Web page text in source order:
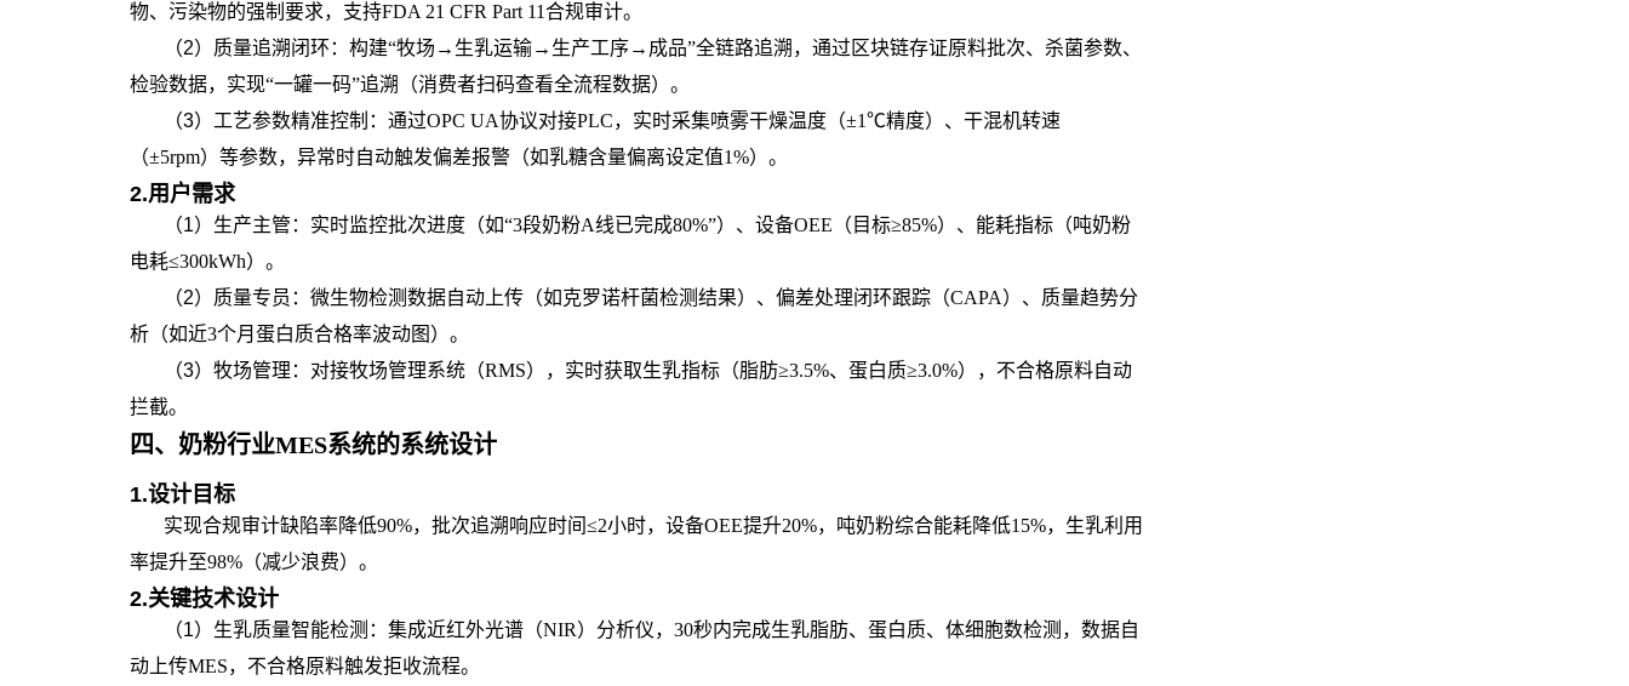
物、污染物的强制要求，支持FDA 21 CFR Part 11合规审计。
（2）质量追溯闭环 ：构建“牧场→生乳运输→生产工序→成品”全链路追溯，通过区块链存证原料批次、杀菌参数、
检验数据，实现“一罐一码”追溯（消费者扫码查看全流程数据）。
（3）工艺参数精准控制 ：通过OPC UA协议对接PLC，实时采集喷雾干燥温度（±1℃精度）、干混机转速
（±5rpm）等参数，异常时自动触发偏差报警（如乳糖含量偏离设定值1%）。
2.用户需求
（1）生产主管 ：实时监控批次进度（如“3段奶粉A线已完成80%”）、设备OEE（目标≥85%）、能耗指标（吨奶粉
电耗≤300kWh）。
（2）质量专员 ：微生物检测数据自动上传（如克罗诺杆菌检测结果）、偏差处理闭环跟踪（CAPA）、质量趋势分
析（如近3个月蛋白质合格率波动图）。
（3）牧场管理 ：对接牧场管理系统（RMS），实时获取生乳指标（脂肪≥3.5%、蛋白质≥3.0%），不合格原料自动
拦截。
四、 奶粉行业MES系统的系统设计
1.设计目标
实现合规审计缺陷率降低90%，批次追溯响应时间≤2小时，设备OEE提升20%，吨奶粉综合能耗降低15%，生乳利用
率提升至98%（减少浪费）。
2.关键技术设计
（1）生乳质量智能检测 ：集成近红外光谱（NIR）分析仪，30秒内完成生乳脂肪、蛋白质、体细胞数检测，数据自
动上传MES，不合格原料触发拒收流程。